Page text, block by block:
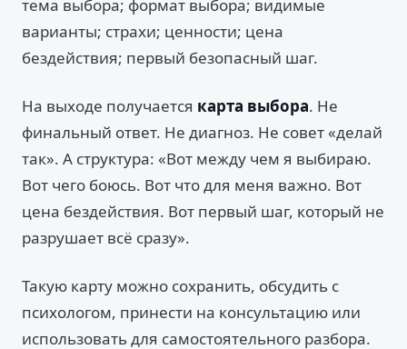
тема выбора; формат выбора; видимые
варианты; страхи; ценности; цена
бездействия; первый безопасный шаг.
На выходе получается карта выбора. Не
финальный ответ. Не диагноз. Не совет «делай
так». А структура: «Вот между чем я выбираю.
Вот чего боюсь. Вот что для меня важно. Вот
цена бездействия. Вот первый шаг, который не
разрушает всё сразу».
Такую карту можно сохранить, обсудить с
психологом, принести на консультацию или
использовать для самостоятельного разбора.